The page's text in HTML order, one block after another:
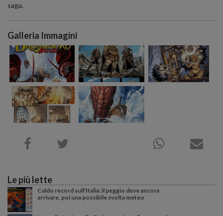
saga.
Galleria Immagini
Le più lette
Caldo record sull'Italia: il peggio deve ancora
arrivare, poi una possibile svolta meteo